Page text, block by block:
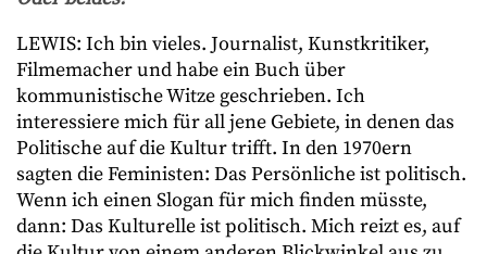
LEWIS: Ich bin vieles. Journalist, Kunstkritiker,
Filmemacher und habe ein Buch über
kommunistische Witze geschrieben. Ich
interessiere mich für all jene Gebiete, in denen das
Politische auf die Kultur trifft. In den 1970ern
sagten die Feministen: Das Persönliche ist politisch.
Wenn ich einen Slogan für mich finden müsste,
dann: Das Kulturelle ist politisch. Mich reizt es, auf